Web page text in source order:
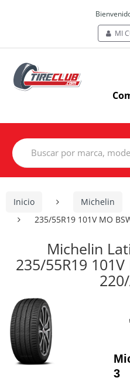
MI
Search
for:
Inicio Michelin
235/55R19 101V MO
Michelin
235/55R19
3